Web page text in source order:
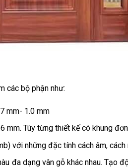
các bộ phận như:
mm- 1.0 mm
mm. Tùy từng thiết kế có khung
với những đặc tính cách âm, cách
đa dạng vân gỗ khác nhau. Tạo